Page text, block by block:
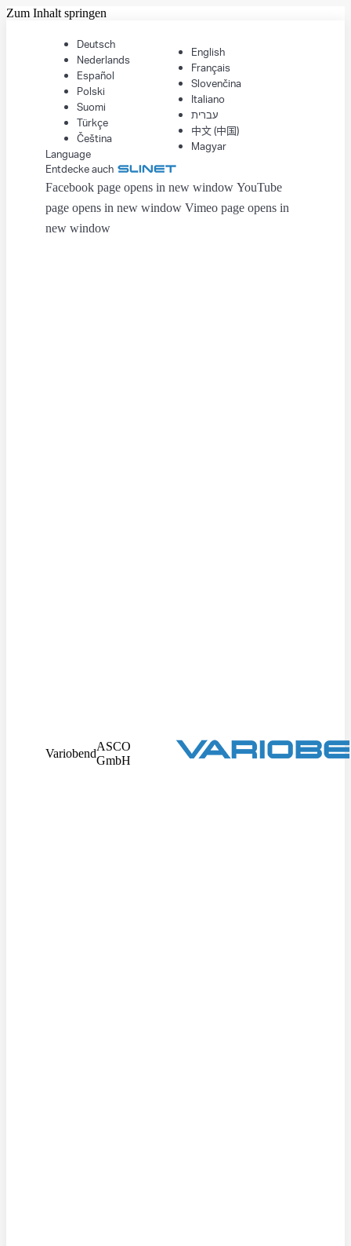
Zum Inhalt springen
Deutsch
English
Nederlands
Français
Español
Slovenčina
Polski
Italiano
Suomi
עברית
Türkçe
中文 (中国)
Čeština
Magyar
Language
Entdecke auch
Facebook page opens in new window YouTube
page opens in new window Vimeo page opens in
new window
Variobend
ASCO
GmbH